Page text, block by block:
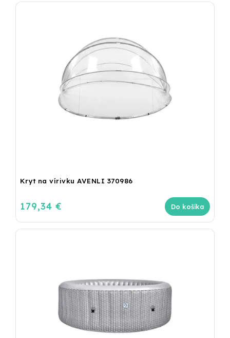
Kryt na vírivku AVENLI 370986
179,34 € Do košíka